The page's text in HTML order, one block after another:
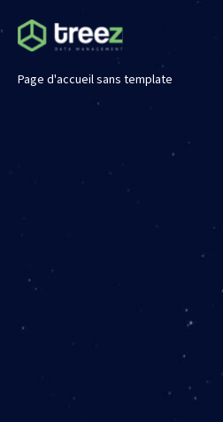
Page d'accueil sans template